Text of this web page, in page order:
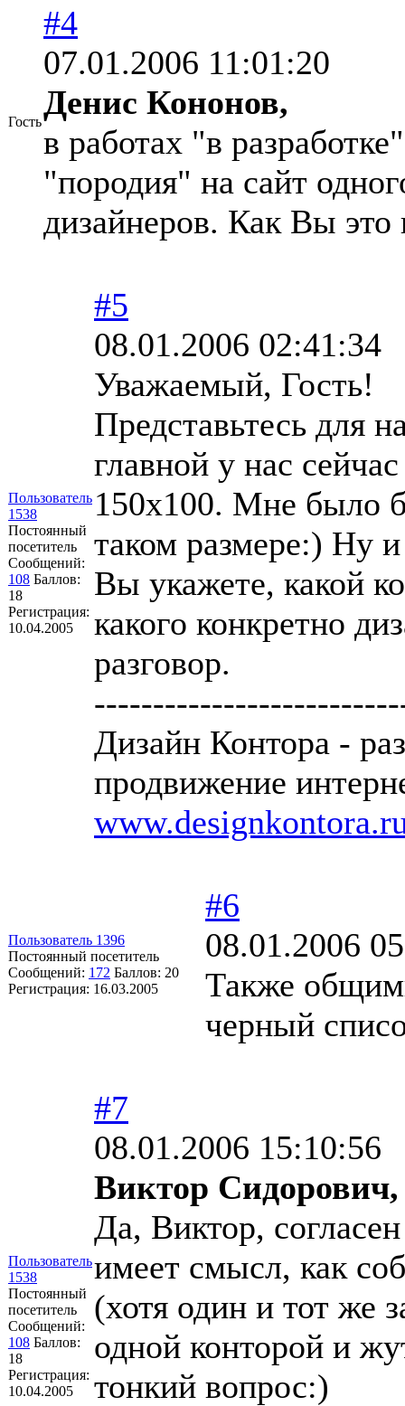
Гость
#4
07.01.2006 11:01:20
Денис Кононов,
в работах "в
"породия" на сайт
дизайнеров. Как Вы это
Пользователь
1538
Постоянный
посетитель
Сообщений:
108 Баллов:
18
Регистрация:
10.04.2005
#5
08.01.2006 02:41:34
Уважаемый, Гость!
Представьтесь для
главной у нас
150х100. Мне было
таком размере:) Ну
Вы укажете, какой
какого конкретно
разговор.
Дизайн Контора -
продвижение
Пользователь 1396
Постоянный посетитель
Сообщений: 172 Баллов: 20
Регистрация: 16.03.2005
#6
08.01.2006
Также
черный
Пользователь
1538
Постоянный
посетитель
Сообщений:
108 Баллов:
18
Регистрация:
10.04.2005
#7
08.01.2006 15:10:56
Виктор Сидорович,
Да, Виктор,
имеет смысл, как
(хотя один и тот же
одной конторой и
тонкий вопрос:)